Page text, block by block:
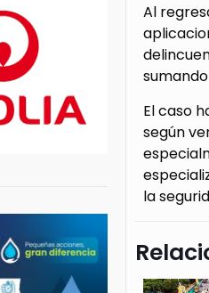
Al
El caso
según
la